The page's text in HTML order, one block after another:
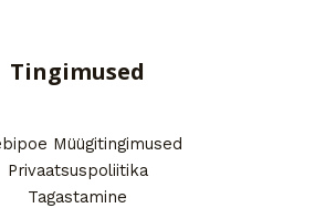
Tingimused
Müügitingimused
Privaatsuspoliitika
Tagastamine